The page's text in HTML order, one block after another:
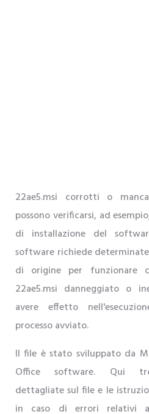
22ae5.msi corrotti o
possono verificarsi, ad
di installazione del
software richiede
di origine per funzionare
22ae5.msi danneggiato o
avere effetto
processo avviato.
Il file è stato sviluppato da
Office software. Qui
dettagliate sul file e le
in caso di errori relativi